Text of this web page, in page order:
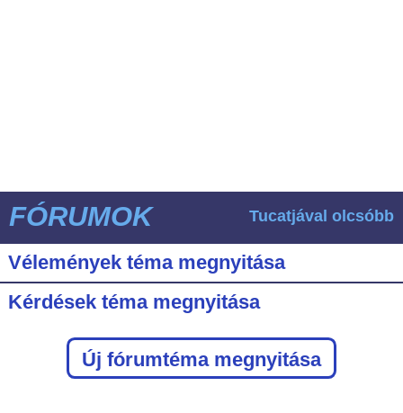
FÓRUMOK Tucatjával olcsóbb
Vélemények téma megnyitása
Kérdések téma megnyitása
Új fórumtéma megnyitása